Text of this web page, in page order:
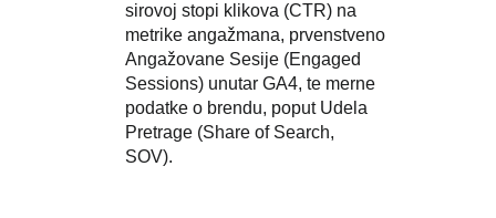
sirovoj stopi klikova (CTR) na
metrike angažmana, prvenstveno
Angažovane Sesije (Engaged
Sessions) unutar GA4, te merne
podatke o brendu, poput Udela
Pretrage (Share of Search,
SOV).